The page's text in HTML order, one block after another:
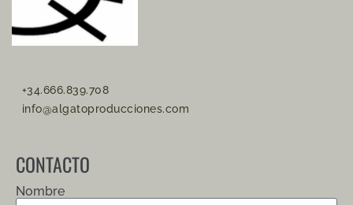
CONTACTO
Nombre
+34.666.839.708
info@algatoproducciones.com